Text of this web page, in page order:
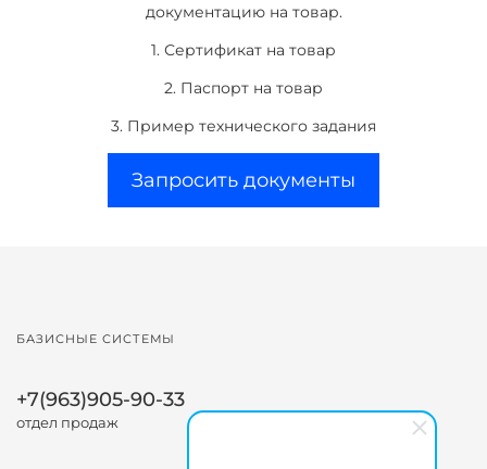
документацию на товар.
1. Сертификат на товар
2. Паспорт на товар
3. Пример технического задания
Запросить документы
БАЗИСНЫЕ СИСТЕМЫ
+7(963)905-90-33
отдел продаж